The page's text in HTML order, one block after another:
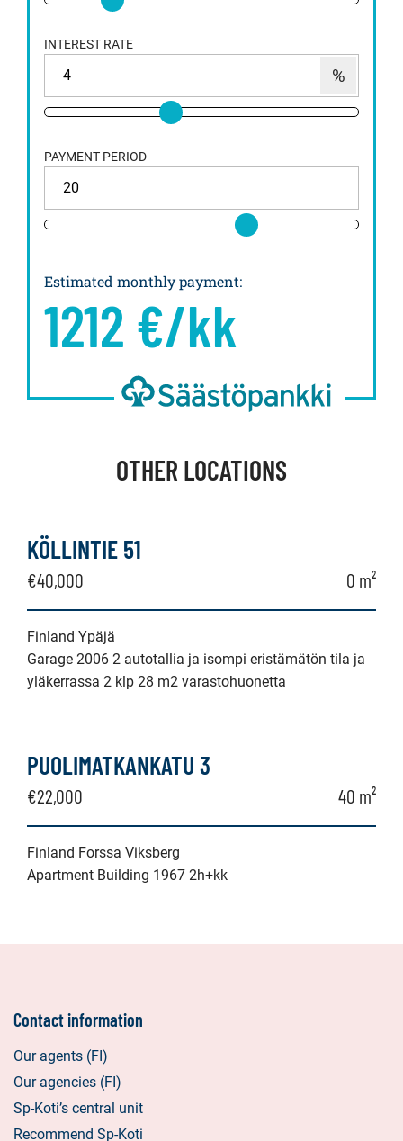
INTEREST RATE
PAYMENT PERIOD
Estimated monthly payment:
1212 €/kk
OTHER LOCATIONS
KÖLLINTIE 51
€40,000 0 m²
Finland Ypäjä
Garage 2006 2 autotallia ja isompi eristämätön tila ja
yläkerrassa 2 klp 28 m2 varastohuonetta
PUOLIMATKANKATU 3
€22,000 40 m²
Finland Forssa Viksberg
Apartment Building 1967 2h+kk
Contact information
Our agents (FI)
Our agencies (FI)
Sp-Koti’s central unit
Recommend Sp-Koti